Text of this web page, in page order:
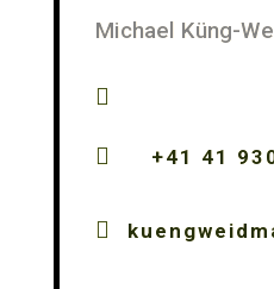
Michael Küng-

 +41 41
